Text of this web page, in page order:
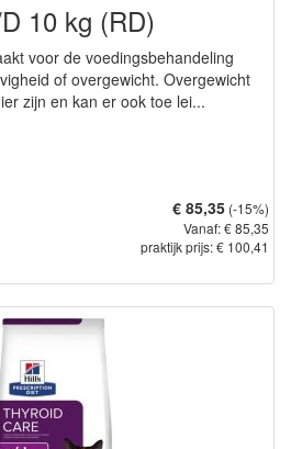
10 kg (RD)
voor de voedingsbehandeling
of overgewicht. Overgewicht
zijn en kan er ook toe lei...
€ 85,35 (-15%)
Vanaf: € 85,35
praktijk prijs: € 100,41